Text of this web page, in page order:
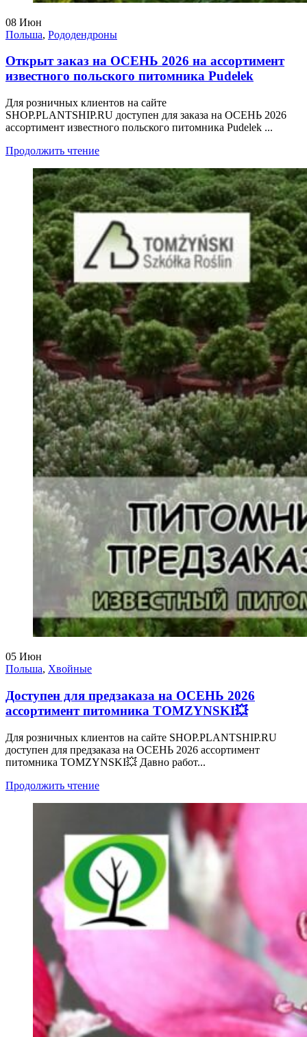
08 Июн
Польша, Рододендроны
Открыт заказ на ОСЕНЬ 2026 на ассортимент
известного польского питомника Pudelek
Для розничных клиентов на сайте
SHOP.PLANTSHIP.RU доступен для заказа на ОСЕНЬ 2026
ассортимент известного польского питомника Pudelek ...
Продолжить чтение
05 Июн
Польша, Хвойные
Доступен для предзаказа на ОСЕНЬ 2026
ассортимент питомника TOMZYNSKI💥
Для розничных клиентов на сайте SHOP.PLANTSHIP.RU
доступен для предзаказа на ОСЕНЬ 2026 ассортимент
питомника TOMZYNSKI💥 Давно работ...
Продолжить чтение